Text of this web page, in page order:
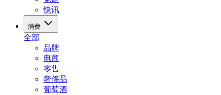
快讯
消费
全部
品牌
电商
零售
奢侈品
葡萄酒